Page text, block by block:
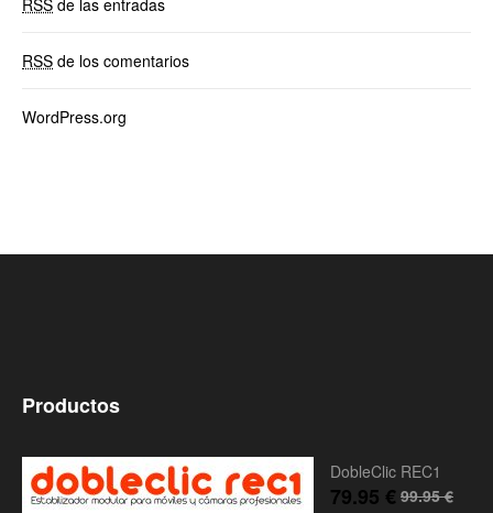
RSS de las entradas
RSS de los comentarios
WordPress.org
Productos
DobleClic REC1
99.95€
79.95 €